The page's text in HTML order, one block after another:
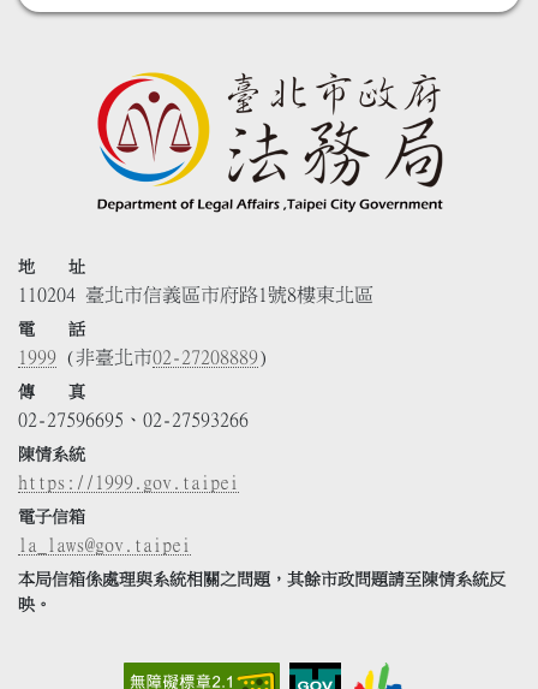
地 址
110204 臺北市信義區市府路1號8樓東北區
電 話
1999 (非臺北市02-27208889)
傳 真
02-27596695、02-27593266
陳情系統
https://1999.gov.taipei
電子信箱
la_laws@gov.taipei
本局信箱係處理與系統相關之問題，其餘市政問題請至陳情系統反
映。